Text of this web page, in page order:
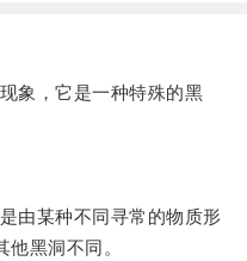
，它是一种特殊的黑
某种不同寻常的物质形
黑洞不同。